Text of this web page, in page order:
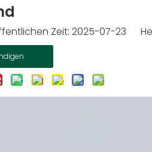
Zeit: 2025-07-23